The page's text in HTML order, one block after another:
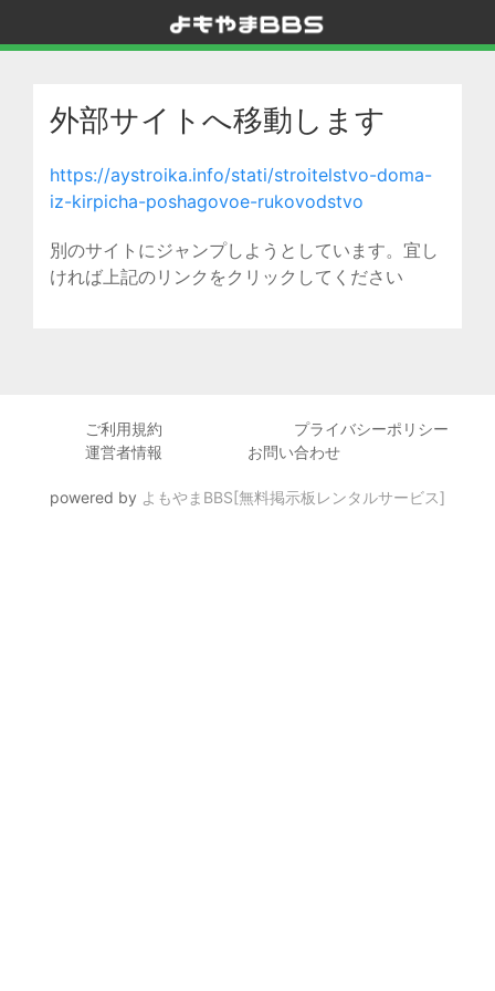
外部サイトへ移動します
https://aystroika.info/stati/stroitelstvo-doma-
iz-kirpicha-poshagovoe-rukovodstvo
別のサイトにジャンプしようとしています。宜し
ければ上記のリンクをクリックしてください
ご利用規約
プライバシーポリシー
運営者情報
お問い合わせ
powered by よもやまBBS[無料掲示板レンタルサービス]